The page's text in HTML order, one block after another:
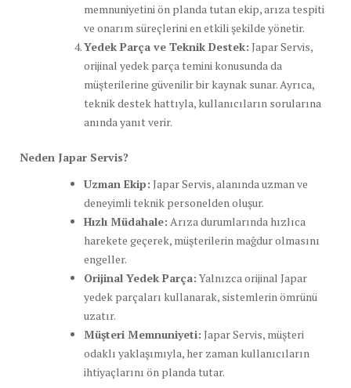
memnuniyetini ön planda tutan ekip, arıza tespiti
ve onarım süreçlerini en etkili şekilde yönetir.
Yedek Parça ve Teknik Destek: Japar Servis,
orijinal yedek parça temini konusunda da
müşterilerine güvenilir bir kaynak sunar. Ayrıca,
teknik destek hattıyla, kullanıcıların sorularına
anında yanıt verir.
Neden Japar Servis?
Uzman Ekip: Japar Servis, alanında uzman ve
deneyimli teknik personelden oluşur.
Hızlı Müdahale: Arıza durumlarında hızlıca
harekete geçerek, müşterilerin mağdur olmasını
engeller.
Orijinal Yedek Parça: Yalnızca orijinal Japar
yedek parçaları kullanarak, sistemlerin ömrünü
uzatır.
Müşteri Memnuniyeti: Japar Servis, müşteri
odaklı yaklaşımıyla, her zaman kullanıcıların
ihtiyaçlarını ön planda tutar.